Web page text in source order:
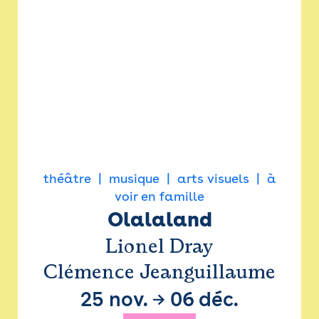
théâtre musique arts visuels
à
voir en famille
Olalaland
Lionel Dray
Clémence Jeanguillaume
25 nov. → 06 déc.